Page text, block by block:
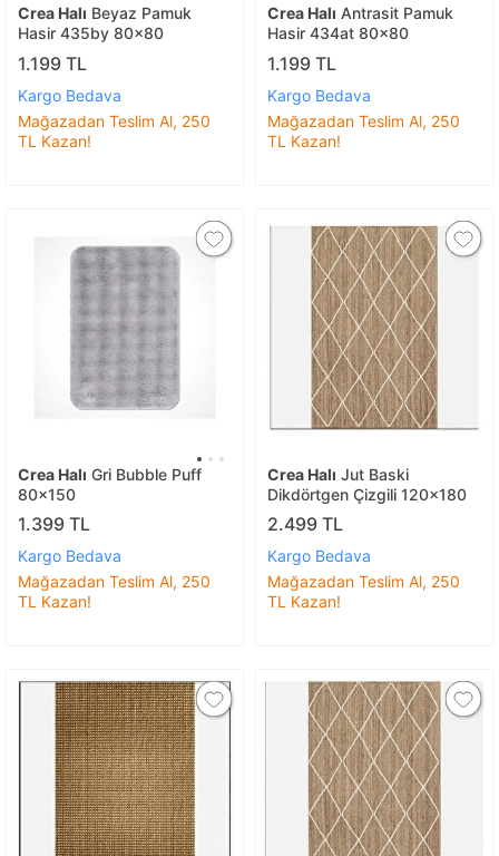
Crea Halı Beyaz Pamuk
Hasir 435by 80x80
1.199 TL
Kargo Bedava
Mağazadan Teslim Al, 250
TL Kazan!
Crea Halı Antrasit Pamuk
Hasir 434at 80x80
1.199 TL
Kargo Bedava
Mağazadan Teslim Al, 250
TL Kazan!
Crea Halı Gri Bubble Puff
80x150
1.399 TL
Kargo Bedava
Mağazadan Teslim Al, 250
TL Kazan!
Crea Halı Jut Baski
Dikdörtgen Çizgili 120x180
2.499 TL
Kargo Bedava
Mağazadan Teslim Al, 250
TL Kazan!